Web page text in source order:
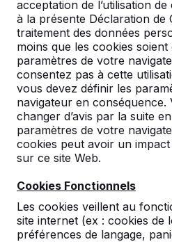
acceptation de l’utilisation
à la présente Déclaration de
traitement des données
moins que les cookies soient
paramètres de votre
consentez pas à cette
vous devez définir les
navigateur en
changer d’avis par la suite
paramètres de votre
cookies peut avoir un
sur ce site Web.
Cookies Fonctionnels
Les cookies veillent au
site internet (ex : cookies de
préférences de langage,
Pages
Banc en béton
Accueil
La qualité de HeBlad Au fil
fabriué et livré des milliers
pong et d’ensembles
les pays du Benelux, en
Danemark, en France et
autres. Et même dans les
Lire la suite ->